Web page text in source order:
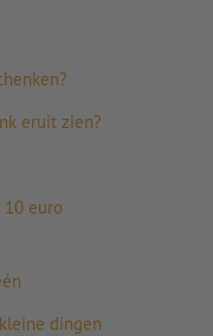
eruit zien?
10 euro
dingen